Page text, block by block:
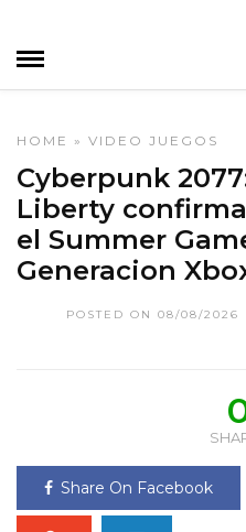
HOME » VIDEO JUEGOS
Cyberpunk
Liberty
el Summer
Generacion
POSTED ON 08/08/2026
Share On Facebook